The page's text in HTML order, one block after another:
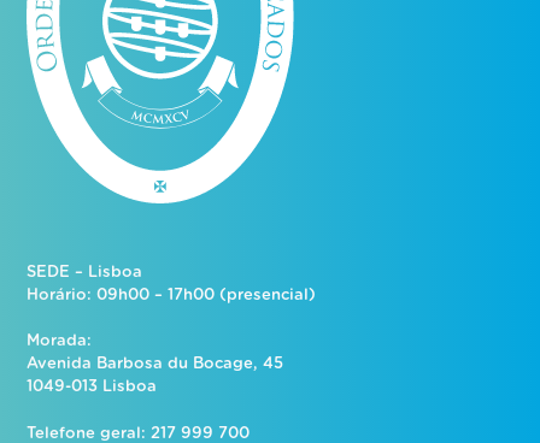
SEDE – Lisboa
Horário: 09h00 – 17h00 (presencial)
Morada:
Avenida Barbosa du Bocage, 45
1049-013 Lisboa
Telefone geral: 217 999 700